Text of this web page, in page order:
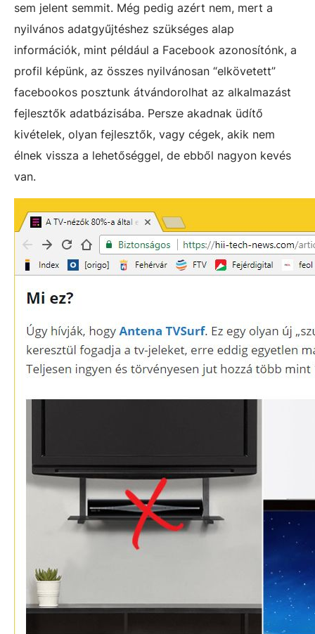
sem jelent semmit. Még pedig azért nem, mert a
nyilvános adatgyűjtéshez szükséges alap
információk, mint például a Facebook azonosítónk, a
profil képünk, az összes nyilvánosan “elkövetett”
facebookos posztunk átvándorolhat az alkalmazást
fejlesztők adatbázisába. Persze akadnak üdítő
kivételek, olyan fejlesztők, vagy cégek, akik nem
élnek vissza a lehetőséggel, de ebből nagyon kevés
van.